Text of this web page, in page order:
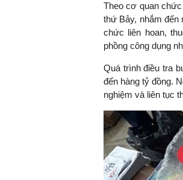
Theo cơ quan
thứ Bảy, nhắm đến
chức liên hoan,
phồng công dụng
Quá trình điều tra
đến hàng tỷ đồng.
nghiệm và liên tục